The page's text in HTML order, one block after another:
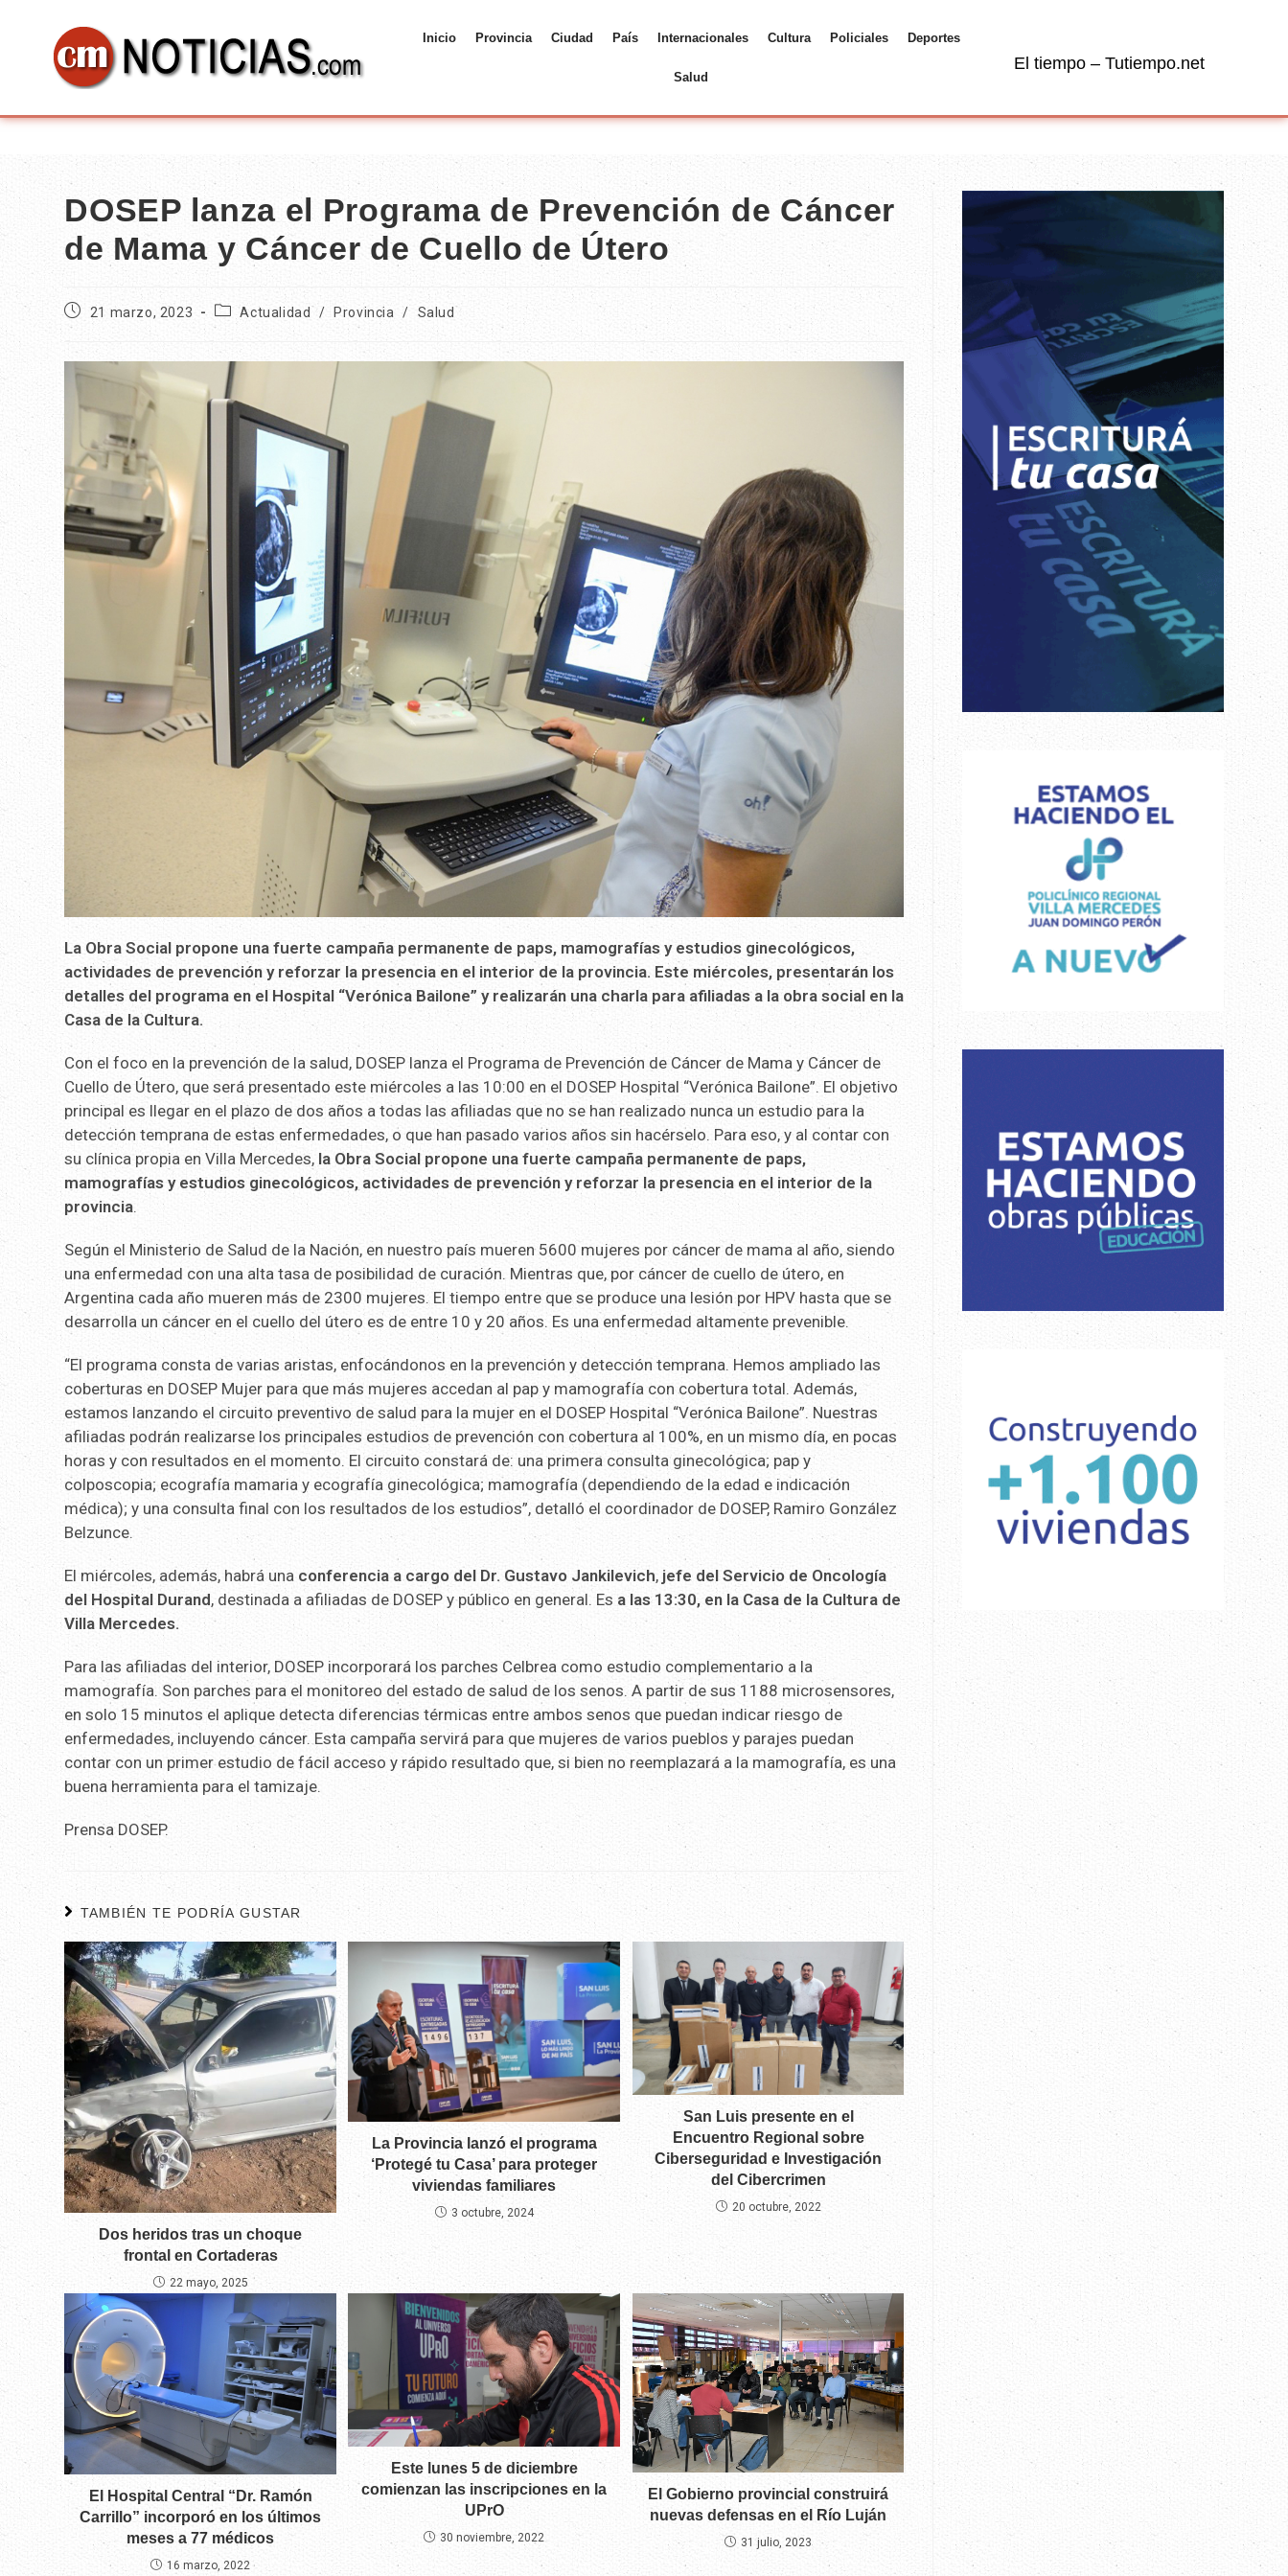
Inicio Provincia Ciudad País Internacionales Cultura Policiales Deportes
Salud
El tiempo – Tutiempo.net
DOSEP lanza el Programa de Prevención de Cáncer
de Mama y Cáncer de Cuello de Útero
21 marzo, 2023 Actualidad / Provincia / Salud
La Obra Social propone una fuerte campaña permanente de paps, mamografías y estudios ginecológicos,
actividades de prevención y reforzar la presencia en el interior de la provincia. Este miércoles, presentarán los
detalles del programa en el Hospital “Verónica Bailone” y realizarán una charla para afiliadas a la obra social en la
Casa de la Cultura.
Con el foco en la prevención de la salud, DOSEP lanza el Programa de Prevención de Cáncer de Mama y Cáncer de
Cuello de Útero, que será presentado este miércoles a las 10:00 en el DOSEP Hospital “Verónica Bailone”. El objetivo
principal es llegar en el plazo de dos años a todas las afiliadas que no se han realizado nunca un estudio para la
detección temprana de estas enfermedades, o que han pasado varios años sin hacérselo. Para eso, y al contar con
su clínica propia en Villa Mercedes, la Obra Social propone una fuerte campaña permanente de paps,
mamografías y estudios ginecológicos, actividades de prevención y reforzar la presencia en el interior de la
provincia.
Según el Ministerio de Salud de la Nación, en nuestro país mueren 5600 mujeres por cáncer de mama al año, siendo
una enfermedad con una alta tasa de posibilidad de curación. Mientras que, por cáncer de cuello de útero, en
Argentina cada año mueren más de 2300 mujeres. El tiempo entre que se produce una lesión por HPV hasta que se
desarrolla un cáncer en el cuello del útero es de entre 10 y 20 años. Es una enfermedad altamente prevenible.
“El programa consta de varias aristas, enfocándonos en la prevención y detección temprana. Hemos ampliado las
coberturas en DOSEP Mujer para que más mujeres accedan al pap y mamografía con cobertura total. Además,
estamos lanzando el circuito preventivo de salud para la mujer en el DOSEP Hospital “Verónica Bailone”. Nuestras
afiliadas podrán realizarse los principales estudios de prevención con cobertura al 100%, en un mismo día, en pocas
horas y con resultados en el momento. El circuito constará de: una primera consulta ginecológica; pap y
colposcopia; ecografía mamaria y ecografía ginecológica; mamografía (dependiendo de la edad e indicación
médica); y una consulta final con los resultados de los estudios”, detalló el coordinador de DOSEP, Ramiro González
Belzunce.
El miércoles, además, habrá una conferencia a cargo del Dr. Gustavo Jankilevich, jefe del Servicio de Oncología
del Hospital Durand, destinada a afiliadas de DOSEP y público en general. Es a las 13:30, en la Casa de la Cultura de
Villa Mercedes.
Para las afiliadas del interior, DOSEP incorporará los parches Celbrea como estudio complementario a la
mamografía. Son parches para el monitoreo del estado de salud de los senos. A partir de sus 1188 microsensores,
en solo 15 minutos el aplique detecta diferencias térmicas entre ambos senos que puedan indicar riesgo de
enfermedades, incluyendo cáncer. Esta campaña servirá para que mujeres de varios pueblos y parajes puedan
contar con un primer estudio de fácil acceso y rápido resultado que, si bien no reemplazará a la mamografía, es una
buena herramienta para el tamizaje.
Prensa DOSEP.
TAMBIÉN TE PODRÍA GUSTAR
Dos heridos tras un choque
frontal en Cortaderas
22 mayo, 2025
La Provincia lanzó el programa
‘Protegé tu Casa’ para proteger
viviendas familiares
3 octubre, 2024
San Luis presente en el
Encuentro Regional sobre
Ciberseguridad e Investigación
del Cibercrimen
20 octubre, 2022
El Hospital Central “Dr. Ramón
Carrillo” incorporó en los últimos
meses a 77 médicos
16 marzo, 2022
Este lunes 5 de diciembre
comienzan las inscripciones en la
UPrO
30 noviembre, 2022
El Gobierno provincial construirá
nuevas defensas en el Río Luján
31 julio, 2023